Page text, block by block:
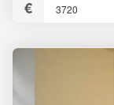
3720